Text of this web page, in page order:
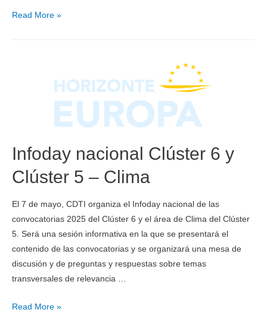
Read More »
Infoday nacional Clúster 6 y
Clúster 5 – Clima
El 7 de mayo, CDTI organiza el Infoday nacional de las
convocatorias 2025 del Clúster 6 y el área de Clima del Clúster
5. Será una sesión informativa en la que se presentará el
contenido de las convocatorias y se organizará una mesa de
discusión y de preguntas y respuestas sobre temas
transversales de relevancia …
Read More »